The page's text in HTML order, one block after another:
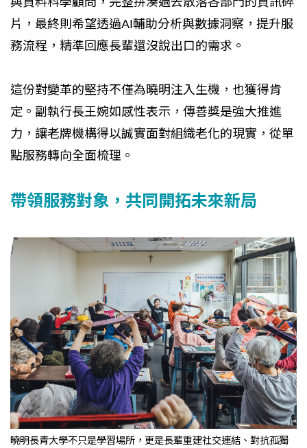
片，最終則希望透過AI輔助分析與數據洞察，提升服
務流程，精準回應長輩還沒說出口的需求。
這份對變革的堅持不僅為曉明注入生機，也獲得肯
定。副執行長王婉如感性表示，傳善獎是強大推進
力，讓老牌機構得以誠實面對組織老化的現實，從單
點服務轉向全面梳理。
帶領服務對象，共同開拓未來新局
曉明長青大學不只是學習場所，更是長輩重建社交連結、對抗孤獨